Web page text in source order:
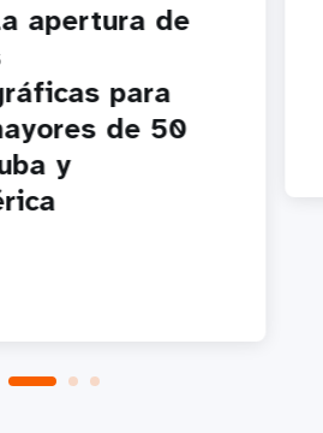
apertura de
para
de 50
y